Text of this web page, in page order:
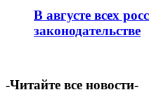
В августе всех
законодательстве
-Читайте все новости-